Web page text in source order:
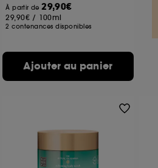
À partir de29,90€
29,90€ / 100ml
2 contenances disponibles
Ajouter au panier